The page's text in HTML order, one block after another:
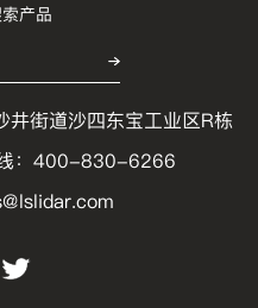
产品
井街道沙四东宝工业区R栋
：400-830-6266